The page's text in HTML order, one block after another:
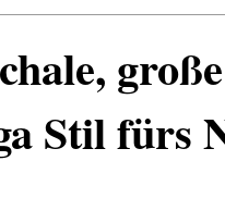
Stil fürs